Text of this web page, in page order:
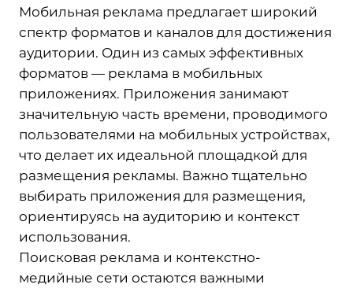
Мобильная реклама предлагает широкий
спектр форматов и каналов для достижения
аудитории. Один из самых эффективных
форматов — реклама в мобильных
приложениях. Приложения занимают
значительную часть времени, проводимого
пользователями на мобильных устройствах,
что делает их идеальной площадкой для
размещения рекламы. Важно тщательно
выбирать приложения для размещения,
ориентируясь на аудиторию и контекст
использования.
Поисковая реклама и контекстно-
медийные сети остаются важными